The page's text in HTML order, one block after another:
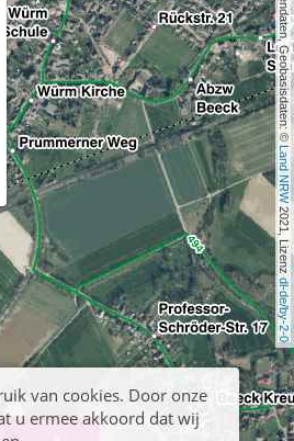
, Kartendaten, Geobasisdaten: ©
Land NRW
2021, Lizenz
dl-de/by-2-0
van cookies. Door onze
u ermee akkoord dat wij